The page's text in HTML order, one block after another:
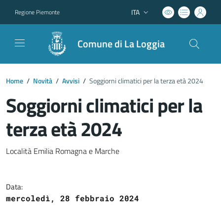
Regione Piemonte Lingua attiva:
ITA
Comune di La Loggia
Home / Novità / Avvisi / Soggiorni climatici per la terza età 2024
Soggiorni climatici per la
terza età 2024
Dettagli del documento
Località Emilia Romagna e Marche
Data:
mercoledì, 28 febbraio 2024